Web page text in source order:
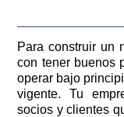
Para construir un
con tener buenos
operar bajo
vigente. Tu
socios y clientes